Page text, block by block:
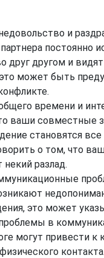
и
партнера постоянно
друг другом и
может быть
времени и
ваши совместные
становятся
о том, что
разлад.
это может
в
могут привести к